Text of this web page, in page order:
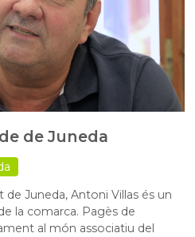
de Juneda
de Juneda,Antoni Villas és un
la comarca. Pagès de
al món associatiu del